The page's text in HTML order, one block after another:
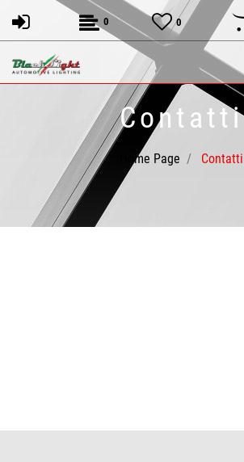
0 0
Contatti
Home Page Contatti